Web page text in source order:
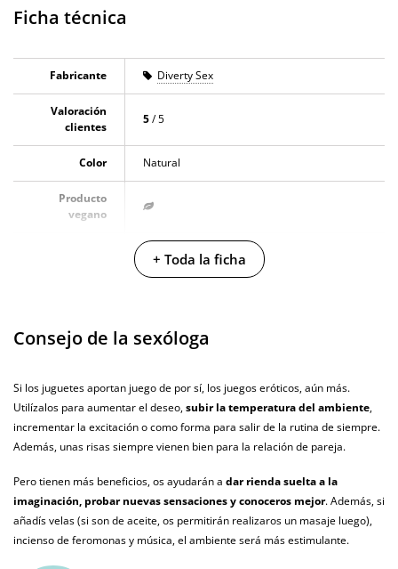
Ficha técnica
Fabricante Diverty Sex
Valoración
clientes
5/ 5
Color Natural
Producto
vegano
Garantías 3 años de garantía
original
¿Cuándo lo
recibo?
El martes 11 de agosto (fecha estimada)
+ Toda la ficha
Consejo de la sexóloga
Si los juguetes aportan juego de por sí, los juegos eróticos, aún más.
Utilízalos para aumentar el deseo,subir la temperatura del ambiente,
incrementar la excitación o como forma para salir de la rutina de siempre.
Además, unas risas siempre vienen bien para la relación de pareja.
Pero tienen más beneficios, os ayudarán a dar rienda suelta a la
imaginación, probar nuevas sensaciones y conoceros mejor. Además, si
añadís velas (si son de aceite, os permitirán realizaros un masaje luego),
incienso de feromonas y música, el ambiente será más estimulante.